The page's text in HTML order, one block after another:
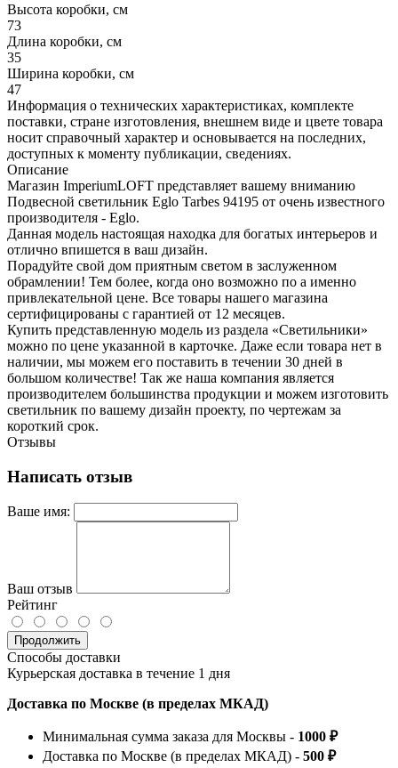
Высота коробки, см
73
Длина коробки, см
35
Ширина коробки, см
47
Информация о технических характеристиках, комплекте
поставки, стране изготовления, внешнем виде и цвете товара
носит справочный характер и основывается на последних,
доступных к моменту публикации, сведениях.
Описание
Магазин ImperiumLOFT представляет вашему вниманию
Подвесной светильник Eglo Tarbes 94195 от очень известного
производителя - Eglo.
Данная модель настоящая находка для богатых интерьеров и
отлично впишется в ваш дизайн.
Порадуйте свой дом приятным светом в заслуженном
обрамлении! Тем более, когда оно возможно по а именно
привлекательной цене. Все товары нашего магазина
сертифицированы с гарантией от 12 месяцев.
Купить представленную модель из раздела «Светильники»
можно по цене указанной в карточке. Даже если товара нет в
наличии, мы можем его поставить в течении 30 дней в
большом количестве! Так же наша компания является
производителем большинства продукции и можем изготовить
светильник по вашему дизайн проекту, по чертежам за
короткий срок.
Отзывы
Написать отзыв
Ваше имя:
Ваш отзыв
Рейтинг
Продолжить
Способы доставки
Курьерская доставка в течение 1 дня
Доставка по Москве (в пределах МКАД)
Минимальная сумма заказа для Москвы - 1000 ₽
Доставка по Москве (в пределах МКАД) - 500 ₽